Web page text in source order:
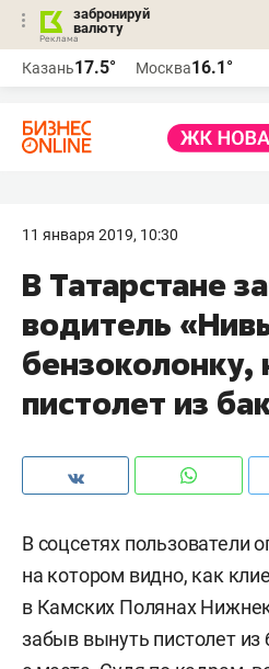
забронируй
валюту
Казань17.5° Москва16.1°
11 января 2019, 10:30
В Татарстане
водитель
бензоколонку,
пистолет из
В соцсетях пользователи
на котором видно, как
в Камских Полянах
забыв вынуть пистолет из